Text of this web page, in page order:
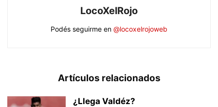
LocoXelRojo
Podés seguirme en @locoxelrojoweb
Artículos relacionados
¿Llega Valdéz?